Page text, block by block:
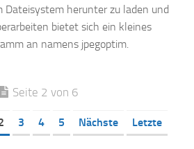
Dateisystem herunter zu laden und
bietet sich ein kleines
an namens jpegoptim.
Seite 2 von 6
3 4 5 Nächste Letzte